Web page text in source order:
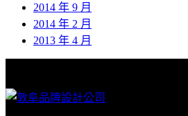
2014 年 9 月
2014 年 2 月
2013 年 4 月